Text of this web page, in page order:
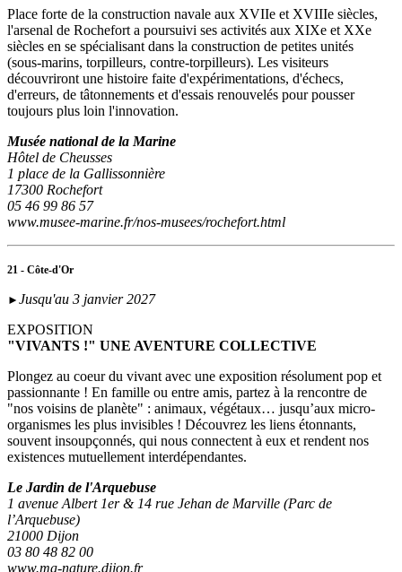
Place forte de la construction navale aux XVIIe et XVIIIe siècles,
l'arsenal de Rochefort a poursuivi ses activités aux XIXe et XXe
siècles en se spécialisant dans la construction de petites unités
(sous‑marins, torpilleurs, contre-torpilleurs). Les visiteurs
découvriront une histoire faite d'expérimentations, d'échecs,
d'erreurs, de tâtonnements et d'essais renouvelés pour pousser
toujours plus loin l'innovation.
Musée national de la Marine
Hôtel de Cheusses
1 place de la Gallissonnière
17300 Rochefort
05 46 99 86 57
www.musee-marine.fr/nos-musees/rochefort.html
21 - Côte-d'Or
► Jusqu'au 3 janvier 2027
EXPOSITION
"VIVANTS !" UNE AVENTURE COLLECTIVE
Plongez au coeur du vivant avec une exposition résolument pop et
passionnante ! En famille ou entre amis, partez à la rencontre de
"nos voisins de planète" : animaux, végétaux… jusqu’aux micro-
organismes les plus invisibles ! Découvrez les liens étonnants,
souvent insoupçonnés, qui nous connectent à eux et rendent nos
existences mutuellement interdépendantes.
Le Jardin de l'Arquebuse
1 avenue Albert 1er & 14 rue Jehan de Marville (Parc de
l’Arquebuse)
21000 Dijon
03 80 48 82 00
www.ma-nature.dijon.fr